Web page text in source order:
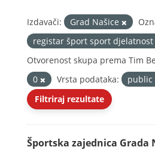
Izdavači: Grad Našice
registar šport sport djelatnost
Otvorenost skupa prema Tim
0
Vrsta podataka:
public
Filtriraj rezultate
Športska zajednica Grada